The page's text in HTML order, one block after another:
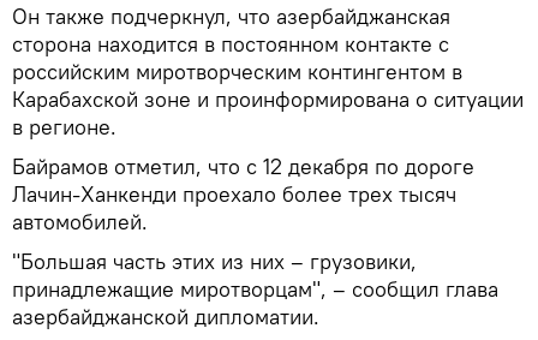
Он также подчеркнул, что азербайджанская
сторона находится в постоянном контакте с
российским миротворческим контингентом в
Карабахской зоне и проинформирована о ситуации
в регионе.
Байрамов отметил, что с 12 декабря по дороге
Лачин-Ханкенди проехало более трех тысяч
автомобилей.
"Большая часть этих из них – грузовики,
принадлежащие миротворцам", – сообщил глава
азербайджанской дипломатии.